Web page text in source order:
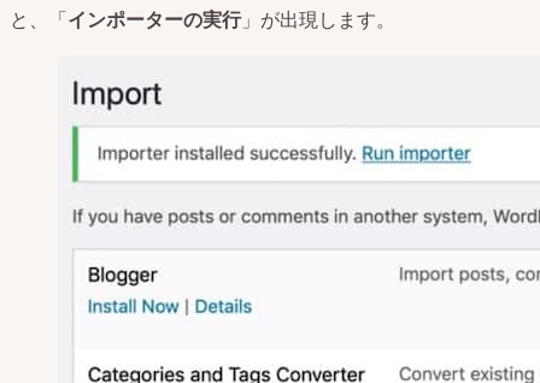
と、「インポーターの実行」が出現します。